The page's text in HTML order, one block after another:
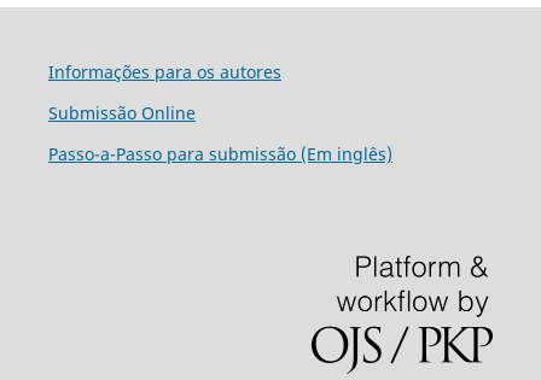
Informações para os autores
Submissão Online
Passo-a-Passo para submissão (Em inglês)